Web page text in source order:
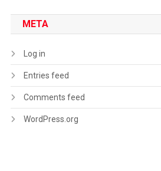
META
Log in
Entries feed
Comments feed
WordPress.org